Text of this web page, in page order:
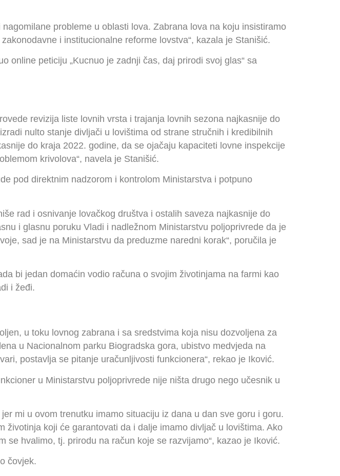
probleme u oblasti lova. Zabrana lova na koju insistiramo
i institucionalne reforme lovstva“, kazala je Stanišić.
online peticiju „Kucnuo je zadnji čas, daj prirodi svoj glas“ sa
revizija liste lovnih vrsta i trajanja lovnih sezona najkasnije do
nulto stanje divljači u lovištima od strane stručnih i kredibilnih
do kraja 2022. godine, da se ojačaju kapaciteti lovne inspekcije
krivolova“, navela je Stanišić.
pod direktnim nadzorom i kontrolom Ministarstva i potpuno
rad i osnivanje lovačkog društva i ostalih saveza najkasnije do
i glasnu poruku Vladi i nadležnom Ministarstvu poljoprivrede da je
sad je na Ministarstvu da preduzme naredni korak“, poručila je
bi jedan domaćin vodio računa o svojim životinjama na farmi kao
i žeđi.
u toku lovnog zabrana i sa sredstvima koja nisu dozvoljena za
u Nacionalnom parku Biogradska gora, ubistvo medvjeda na
postavlja se pitanje uračunljivosti funkcionera“, rekao je Iković.
u Ministarstvu poljoprivrede nije ništa drugo nego učesnik u
mi u ovom trenutku imamo situaciju iz dana u dan sve goru i goru.
koji će garantovati da i dalje imamo divljač u lovištima. Ako
hvalimo, tj. prirodu na račun koje se razvijamo“, kazao je Iković.
čovjek.